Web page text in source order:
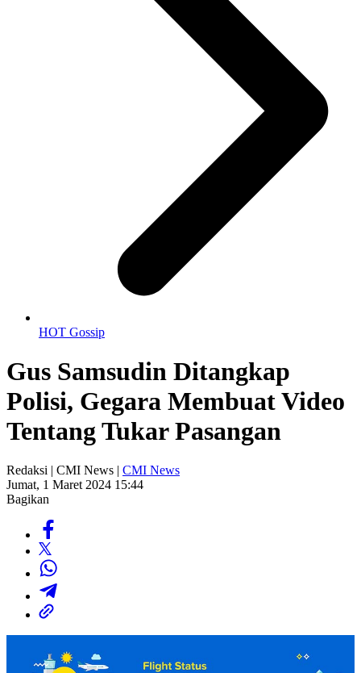
HOT Gossip
Gus Samsudin Ditangkap
Polisi, Gegara Membuat Video
Tentang Tukar Pasangan
Redaksi | CMI News | CMI News
Jumat, 1 Maret 2024 15:44
Bagikan